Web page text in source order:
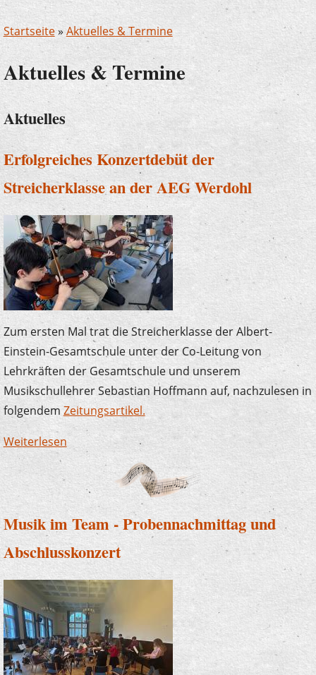
Startseite»Aktuelles & Termine
Aktuelles & Termine
Aktuelles
Erfolgreiches Konzertdebüt der
Streicherklasse an der AEG Werdohl
Zum ersten Mal trat die Streicherklasse der Albert-
Einstein-Gesamtschule unter der Co-Leitung von
Lehrkräften der Gesamtschule und unserem
Musikschullehrer Sebastian Hoffmann auf, nachzulesen in
folgendem Zeitungsartikel.
Weiterlesen über Erfolgreiches Konzertdebüt der
Streicherklasse an der AEG Werdohl
Musik im Team - Probennachmittag und
Abschlusskonzert